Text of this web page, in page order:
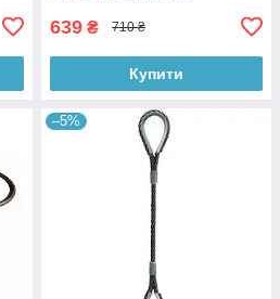
639 ₴ 710 ₴
Купити
–5%